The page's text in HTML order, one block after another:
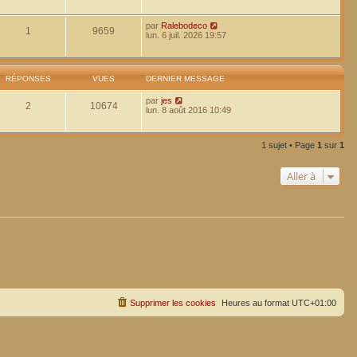
1 9659 par Ralebodeco
lun. 6 juil. 2026 19:57
RÉPONSES VUES DERNIER MESSAGE
2 10674 par jes
lun. 8 août 2016 10:49
1 sujet • Page 1 sur 1
Aller à
Heures au format UTC+01:00
Supprimer les cookies